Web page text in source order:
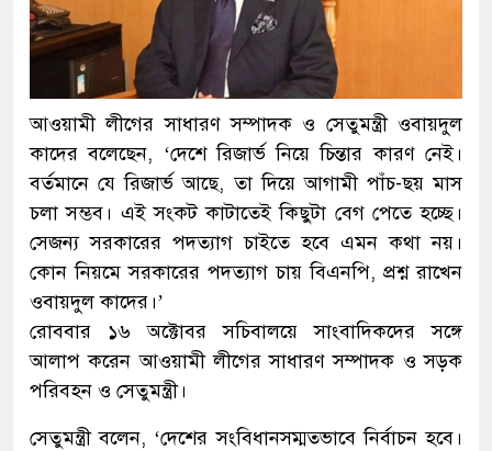
আওয়ামী লীগের সাধারণ সম্পাদক ও সেতুমন্ত্রী ওবায়দুল
কাদের বলেছেন, ‘দেশে রিজার্ভ নিয়ে চিন্তার কারণ নেই।
বর্তমানে যে রিজার্ভ আছে, তা দিয়ে আগামী পাঁচ-ছয় মাস
চলা সম্ভব। এই সংকট কাটাতেই কিছুটা বেগ পেতে হচ্ছে।
সেজন্য সরকারের পদত্যাগ চাইতে হবে এমন কথা নয়।
কোন নিয়মে সরকারের পদত্যাগ চায় বিএনপি, প্রশ্ন রাখেন
ওবায়দুল কাদের।’
রোববার ১৬ অক্টোবর সচিবালয়ে সাংবাদিকদের সঙ্গে
আলাপ করেন আওয়ামী লীগের সাধারণ সম্পাদক ও সড়ক
পরিবহন ও সেতুমন্ত্রী।
সেতুমন্ত্রী বলেন, ‘দেশের সংবিধানসম্মতভাবে নির্বাচন হবে।